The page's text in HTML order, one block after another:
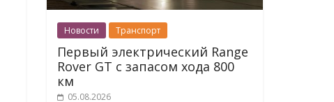
Новости Транспорт
Первый электрический Range
Rover GT с запасом хода 800
км
05.08.2026